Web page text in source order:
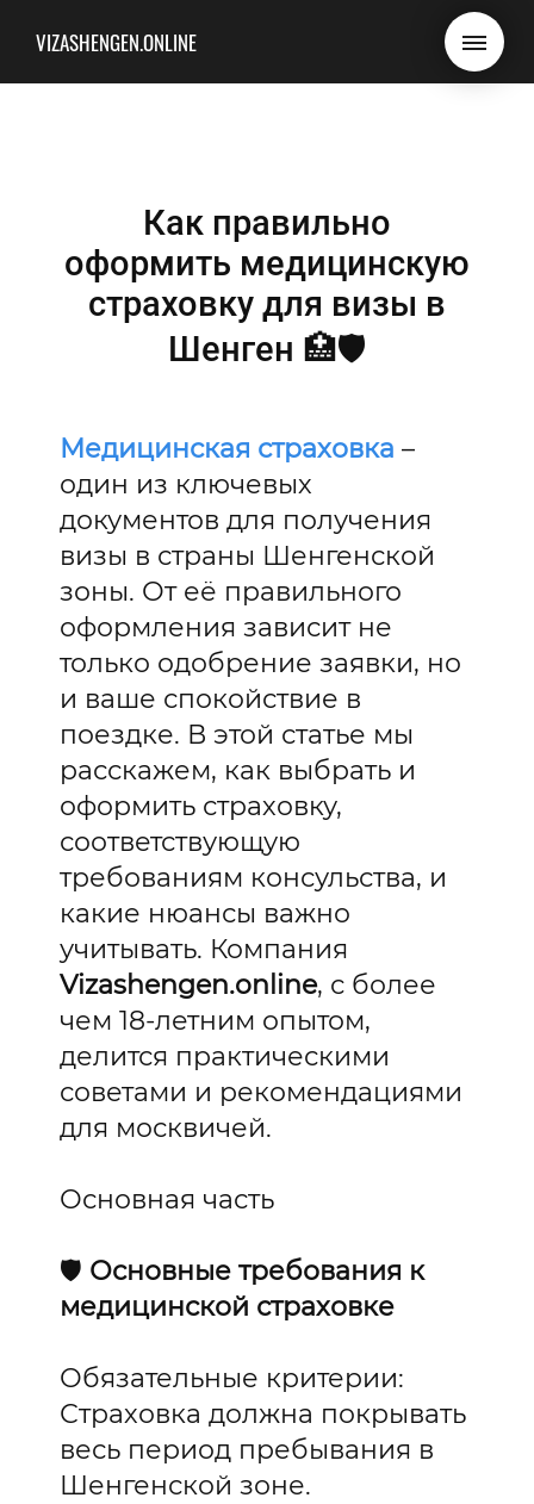
VIZASHENGEN.ONLINE
Как правильно
оформить медицинскую
страховку для визы в
Шенген 🏥🛡️
Медицинская страховка –
один из ключевых
документов для получения
визы в страны Шенгенской
зоны. От её правильного
оформления зависит не
только одобрение заявки, но
и ваше спокойствие в
поездке. В этой статье мы
расскажем, как выбрать и
оформить страховку,
соответствующую
требованиям консульства, и
какие нюансы важно
учитывать. Компания
Vizashengen.online, с более
чем 18-летним опытом,
делится практическими
советами и рекомендациями
для москвичей.
Основная часть
🛡️ Основные требования к
медицинской страховке
Обязательные критерии:
Страховка должна покрывать
весь период пребывания в
Шенгенской зоне.